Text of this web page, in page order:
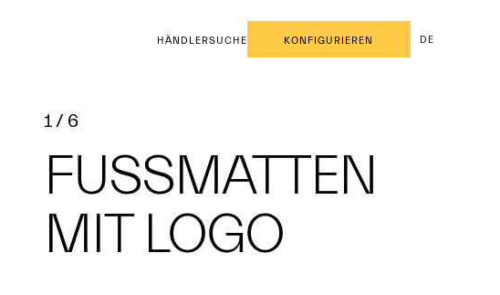
HÄNDLERSUCHE KONFIGURIEREN DE
1 / 6
FUSSMATTEN
MIT LOGO